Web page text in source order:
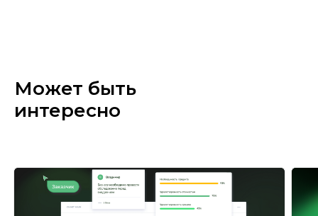
Может быть
интересно